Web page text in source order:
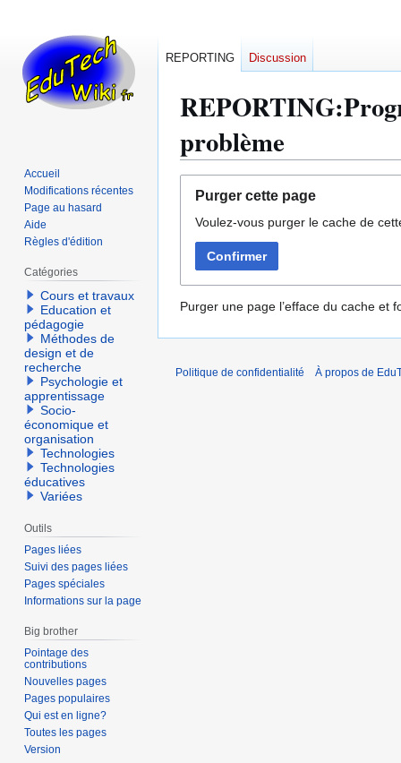
problème
navigation
recherche
Purger cette page
Voulez-vous purger le cache de
Confirmer
Purger une page l’efface du cache et
REPORTING Discussion
Accueil
Modifications récentes
Page au hasard
Aide
Règles d'édition
Catégories
Cours et travaux
Education et
pédagogie
Méthodes de
design et de
recherche
Psychologie et
apprentissage
Socio-
économique et
organisation
Technologies
Technologies
éducatives
Variées
Outils
Pages liées
Suivi des pages liées
Pages spéciales
Informations sur la page
Big brother
Pointage des
contributions
Nouvelles pages
Pages populaires
Qui est en ligne?
Toutes les pages
Version
Politique de confidentialité À propos de